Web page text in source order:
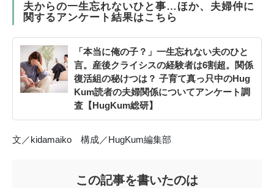
夫からの一生忘れないひと事…ほか、夫婦仲に
関するアンケート結果はこちら
「本当に俺の子？」一生忘れない夫のひと
言。産後クライシスの経験者は6割超。関係
復活組の秘けつは？ 子育て真っ只中のHug
Kum読者の夫婦関係についてアンケート調
査【HugKum総研】
文／kidamaiko 構成／HugKum編集部
この記事を書いたのは